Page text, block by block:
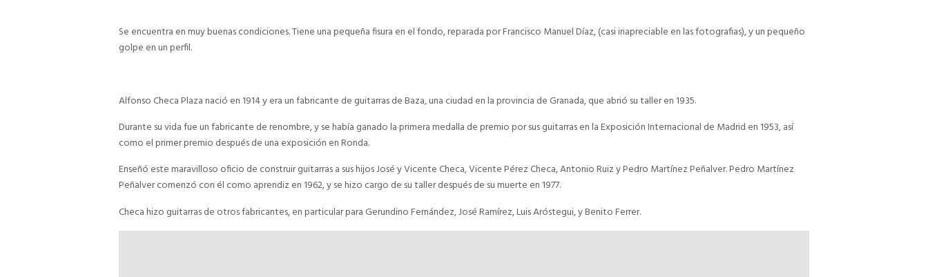
Se encuentra en muy buenas condiciones. Tiene una pequeña fisura en el fondo, reparada por Francisco Manuel Díaz, (casi inapreciable en las fotografias), y un pequeño
golpe en un perfil.
Alfonso Checa Plaza nació en 1914 y era un fabricante de guitarras de Baza, una ciudad en la provincia de Granada, que abrió su taller en 1935.
Durante su vida fue un fabricante de renombre, y se había ganado la primera medalla de premio por sus guitarras en la Exposición Internacional de Madrid en 1953, así
como el primer premio después de una exposición en Ronda.
Enseñó este maravilloso oficio de construir guitarras a sus hijos José y Vicente Checa, Vicente Pérez Checa, Antonio Ruiz y Pedro Martínez Peñalver. Pedro Martínez
Peñalver comenzó con él como aprendiz en 1962, y se hizo cargo de su taller después de su muerte en 1977.
Checa hizo guitarras de otros fabricantes, en particular para Gerundino Fernández, José Ramírez, Luis Aróstegui, y Benito Ferrer.